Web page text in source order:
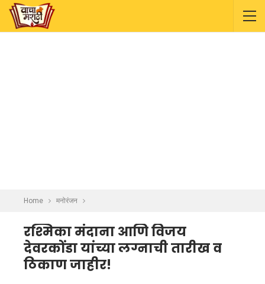
Home मनोरंजन
रश्मिका मंदाना आणि विजय
देवरकोंडा यांच्या लग्नाची तारीख व
ठिकाण जाहीर!